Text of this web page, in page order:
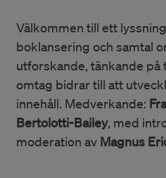
Välkommen till ett
boklansering och samtal
utforskande, tänkande på
omtag bidrar till att
innehåll. Medverkande:
Bertolotti-Bailey, med
moderation av Magnus